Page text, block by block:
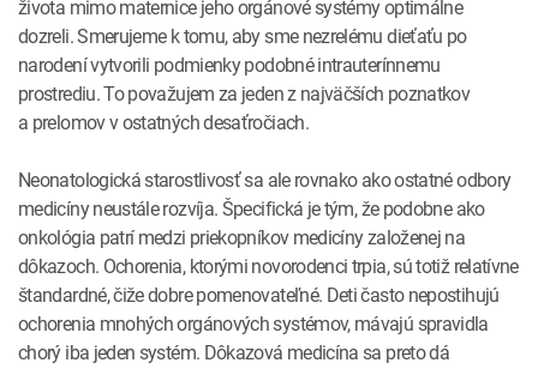
života mimo maternice jeho orgánové systémy optimálne
dozreli. Smerujeme k tomu, aby sme nezrelému dieťaťu po
narodení vytvorili podmienky podobné intrauterínnemu
prostrediu. To považujem za jeden z najväčších poznatkov
a prelomov v ostatných desaťročiach.
Neonatologická starostlivosť sa ale rovnako ako ostatné odbory
medicíny neustále rozvíja. Špecifická je tým, že podobne ako
onkológia patrí medzi priekopníkov medicíny založenej na
dôkazoch. Ochorenia, ktorými novorodenci trpia, sú totiž relatívne
štandardné, čiže dobre pomenovateľné. Deti často nepostihujú
ochorenia mnohých orgánových systémov, mávajú spravidla
chorý iba jeden systém. Dôkazová medicína sa preto dá